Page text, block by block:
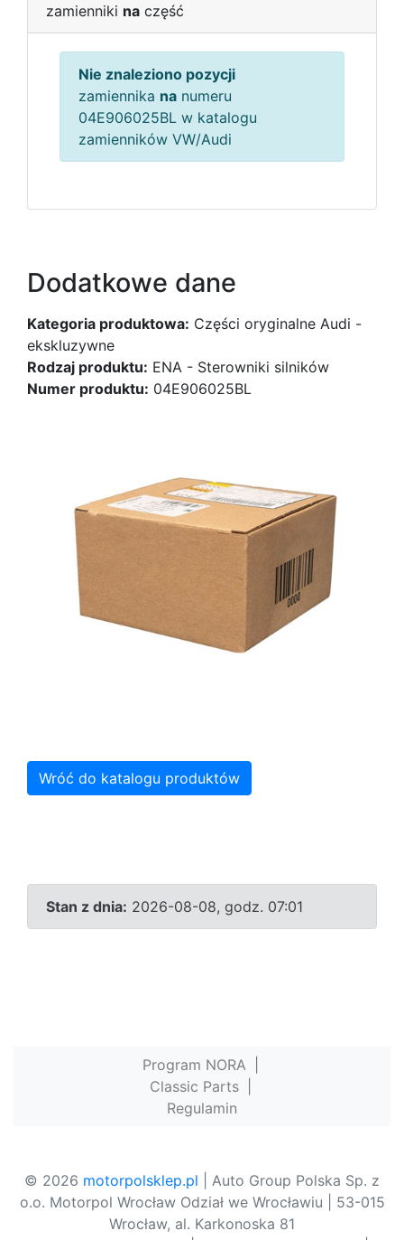
zamienniki na część
Nie znaleziono pozycji
zamiennika na numeru
04E906025BL w katalogu
zamienników VW/Audi
Dodatkowe dane
Kategoria produktowa: Części oryginalne Audi -
ekskluzywne
Rodzaj produktu: ENA - Sterowniki silników
Numer produktu: 04E906025BL
Wróć do katalogu produktów
Stan z dnia: 2026-08-08, godz. 07:01
Program NORA
Classic Parts
Regulamin
© 2026 motorpolsklep.pl | Auto Group Polska Sp. z
o.o. Motorpol Wrocław Odział we Wrocławiu | 53-015
Wrocław, al. Karkonoska 81